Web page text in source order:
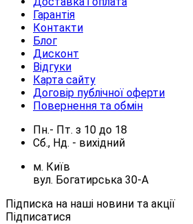
Гарантія
Контакти
Блог
Дисконт
Відгуки
Карта сайту
Договір публічної оферти
Повернення та обмін
Пн.- Пт. з 10 до 18
Сб., Нд. - вихідний
м. Київ
вул. Богатирська 30-А
Підписка на наші новини та акції
Підписатися